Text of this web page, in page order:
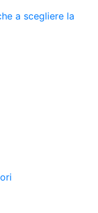
a scegliere la